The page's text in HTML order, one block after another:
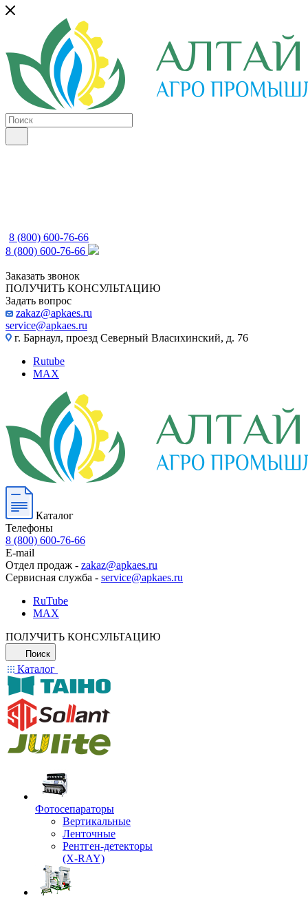
8 (800) 600-76-66
8 (800) 600-76-66
Заказать звонок
ПОЛУЧИТЬ КОНСУЛЬТАЦИЮ
Задать вопрос
zakaz@apkaes.ru
service@apkaes.ru
г. Барнаул, проезд Северный Власихинский, д. 76
Rutube
MAX
Каталог
Телефоны
8 (800) 600-76-66
E-mail
Отдел продаж - zakaz@apkaes.ru
Сервисная служба - service@apkaes.ru
RuTube
MAX
ПОЛУЧИТЬ КОНСУЛЬТАЦИЮ
Поиск
Каталог
Фотосепараторы
Вертикальные
Ленточные
Рентген-детекторы
(X-RAY)